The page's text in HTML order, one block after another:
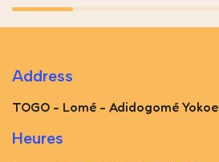
Address
TOGO - Lomé - Adidogomé Yokoe
Heures